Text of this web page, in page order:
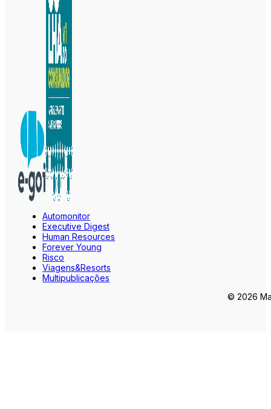
Automonitor
Executive Digest
Human Resources
Forever Young
Risco
Viagens&Resorts
Multipublicações
© 2026